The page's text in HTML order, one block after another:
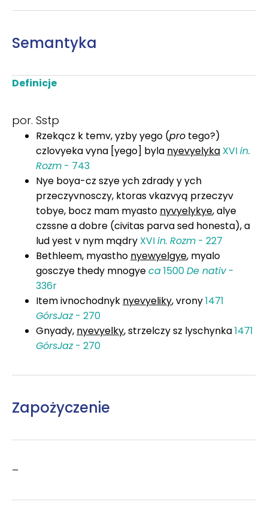
Semantyka
Definicje
por. Sstp
Rzekącz k temv, yzby yego (pro tego?)
czlovyeka vyna [yego] byla nyevyelyka XVIin.
Rozm - 743
Nye boya-cz szye ych zdrady y ych
przeczyvnosczy, ktoras vkazvyą przeczyv
tobye, bocz mam myasto nyvyelykye, alye
czssne a dobre (civitas parva sed honesta), a
lud yest v nym mądry XVIin. Rozm - 227
Bethleem, myastho nyewyelgye, myalo
gosczye thedy mnogyeca1500De nativ-
336r
Item ivnochodnyk nyevyeliky, vrony1471
GórsJaz- 270
Gnyady, nyevyelky, strzelczy sz lyschynka1471
GórsJaz- 270
Zapożyczenie
–